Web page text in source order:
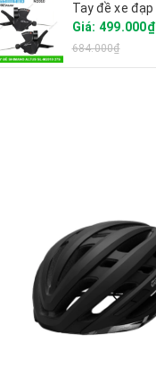
Giá: 499.000₫
684.000₫